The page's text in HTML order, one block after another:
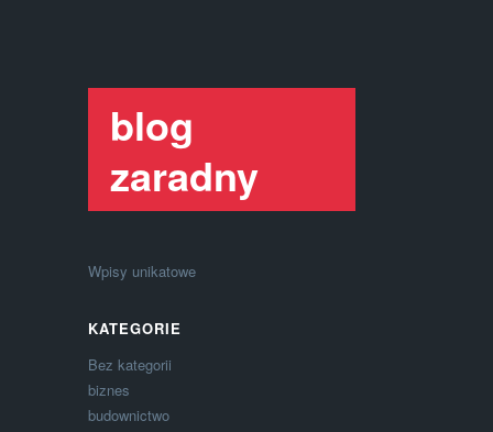
blog
zaradny
Wpisy unikatowe
KATEGORIE
Bez kategorii
biznes
budownictwo